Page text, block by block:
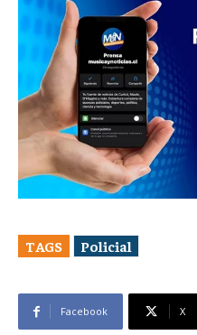
TAGS Policial
Facebook X